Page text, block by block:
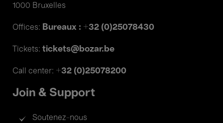
1000 Bruxelles
Offices: Bureaux : +32 (0)25078430
Tickets: tickets@bozar.be
Call center: +32 (0)25078200
Join & Support
Soutenez-nous